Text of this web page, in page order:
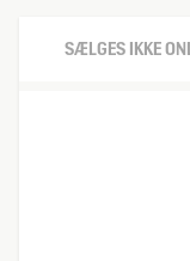
SÆLGES IKKE